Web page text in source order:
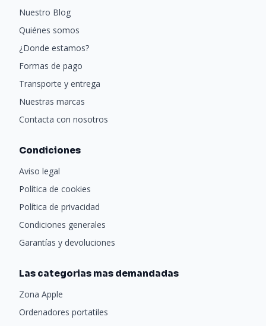
Nuestro Blog
Quiénes somos
¿Donde estamos?
Formas de pago
Transporte y entrega
Nuestras marcas
Contacta con nosotros
Condiciones
Aviso legal
Política de cookies
Política de privacidad
Condiciones generales
Garantías y devoluciones
Las categorias mas demandadas
Zona Apple
Ordenadores portatiles